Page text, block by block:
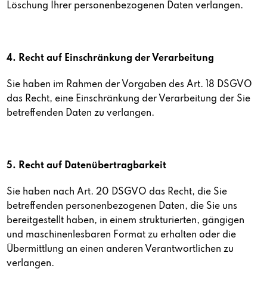
Löschung Ihrer personenbezogenen Daten verlangen.
4. Recht auf Einschränkung der Verarbeitung
Sie haben im Rahmen der Vorgaben des Art. 18 DSGVO
das Recht, eine Einschränkung der Verarbeitung der Sie
betreffenden Daten zu verlangen.
5. Recht auf Datenübertragbarkeit
Sie haben nach Art. 20 DSGVO das Recht, die Sie
betreffenden personenbezogenen Daten, die Sie uns
bereitgestellt haben, in einem strukturierten, gängigen
und maschinenlesbaren Format zu erhalten oder die
Übermittlung an einen anderen Verantwortlichen zu
verlangen.